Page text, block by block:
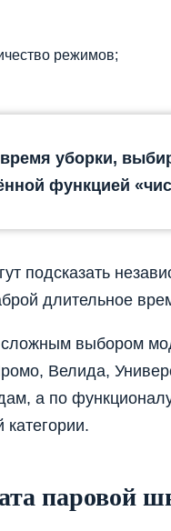
режимов;
уборки,
функцией
подсказать
длительное
выбором
Велида,
а по
паровой